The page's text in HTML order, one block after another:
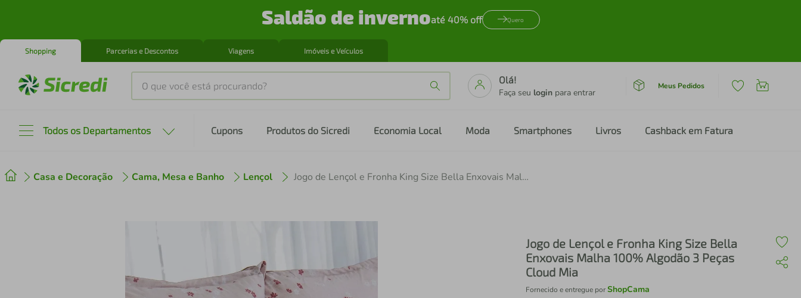
Saldão de invernoaté 40% off Quero
Shopping Parcerias e Descontos Viagens Imóveis e Veículos
O que você está procurando?
Olá!
Faça seu login para entrar
Meus Pedidos
Todos os Departamentos Cupons Produtos do Sicredi Economia Local Moda Smartphones Livros Cashback em Fatura
Casa e Decoração Cama, Mesa e Banho Lençol Jogo de Lençol e Fronha King Size Bella Enxovais Malha 100% Algodão 3 Peças Cloud Mia
Jogo de Lençol e Fronha King Size Bella
Enxovais Malha 100% Algodão 3 Peças
Cloud Mia
Fornecido e entregue porShopCama
º cafeteira
air fryer
iphone